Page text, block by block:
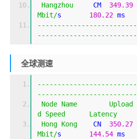
Hangzhou
     CM
349.39
Mbit/s 180.22
全球测速
Node Name Upload
d
Speed
Latency
Hong Kong
    CN
350.27
Mbit/s 144.54